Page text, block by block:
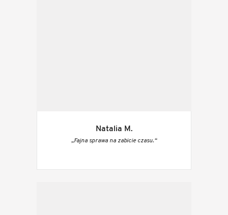
Natalia M.
„Fajna sprawa na zabicie czasu.“